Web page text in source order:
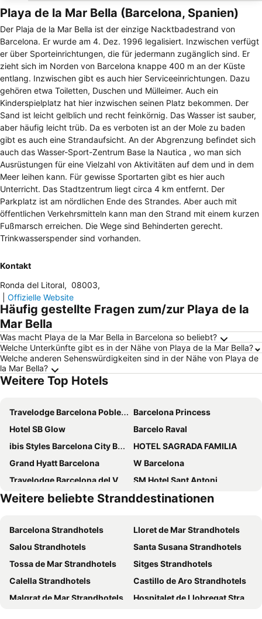
Playa de la Mar Bella (Barcelona, Spanien)
Der Plaja de la Mar Bella ist der einzige Nacktbadestrand von
Barcelona. Er wurde am 4. Dez. 1996 legalisiert. Inzwischen verfügt
er über Sporteinrichtungen, die für jedermann zugänglich sind. Er
zieht sich im Norden von Barcelona knappe 400 m an der Küste
entlang. Inzwischen gibt es auch hier Serviceeinrichtungen. Dazu
gehören etwa Toiletten, Duschen und Mülleimer. Auch ein
Kinderspielplatz hat hier inzwischen seinen Platz bekommen. Der
Sand ist leicht gelblich und recht feinkörnig. Das Wasser ist sauber,
aber häufig leicht trüb. Da es verboten ist an der Mole zu baden
gibt es auch eine Strandaufsicht. An der Abgrenzung befindet sich
auch das Wasser-Sport-Zentrum Base la Nautica , wo man sich
Ausrüstungen für eine Vielzahl von Aktivitäten auf dem und in dem
Meer leihen kann. Für gewisse Sportarten gibt es hier auch
Unterricht. Das Stadtzentrum liegt circa 4 km entfernt. Der
Parkplatz ist am nördlichen Ende des Strandes. Aber auch mit
öffentlichen Verkehrsmitteln kann man den Strand mit einem kurzen
Fußmarsch erreichen. Die Wege sind Behinderten gerecht.
Trinkwasserspender sind vorhanden.
Kontakt
Ronda del Litoral, 08003,
Offizielle Website
Häufig gestellte Fragen zum/zur Playa de la
Mar Bella
Was macht Playa de la Mar Bella in Barcelona so beliebt?
Welche Unterkünfte gibt es in der Nähe von Playa de la Mar Bella?
Welche anderen Sehenswürdigkeiten sind in der Nähe von Playa de
la Mar Bella?
Weitere Top Hotels
Travelodge Barcelona Poblenou
Barcelona Princess
Hotel SB Glow
Barcelo Raval
ibis Styles Barcelona City Bogatell
HOTEL SAGRADA FAMILIA
Grand Hyatt Barcelona
W Barcelona
Travelodge Barcelona del Vallés
SM Hotel Sant Antoni
SM Hotel Teatre Auditori
Leonardo Royal Hotel Barcelona Fira
H10 Itaca
Sallés Hotel Pere IV
BLESS Barcelona
Ilunion Les Corts Spa
Hotel SB Diagonal Zero
HCC Montblanc
H10 Marina Barcelona
NH Sants Barcelona
Eurostars Grand Marina
Eurohotel Barcelona Granvia Fira
Weitere beliebte Stranddestinationen
Barcelona Strandhotels
Lloret de Mar Strandhotels
Salou Strandhotels
Santa Susana Strandhotels
Tossa de Mar Strandhotels
Sitges Strandhotels
Calella Strandhotels
Castillo de Aro Strandhotels
Malgrat de Mar Strandhotels
Hospitalet de Llobregat Strandhotels